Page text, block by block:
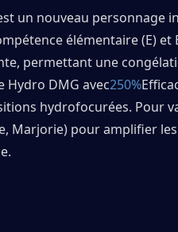
un nouveau personnage
élémentaire (E)
permettant une
Hydro DMG avec250%
hydrofocurées. Pour
Marjorie) pour amplifier